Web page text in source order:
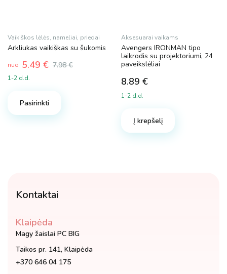
Vaikiškos lėlės, nameliai, priedai
Arkliukas vaikiškas su šukomis
nuo 7.98€
5.49 €
1-2 d.d.
Pasirinkti
product
page
Aksesuarai vaikams
Avengers IRONMAN tipo
laikrodis su projektoriumi, 24
paveikslėliai
8.89 €
1-2 d.d.
Į krepšelį
Kontaktai
Klaipėda
Magy žaislai PC BIG
Taikos pr. 141, Klaipėda
+370 646 04 175